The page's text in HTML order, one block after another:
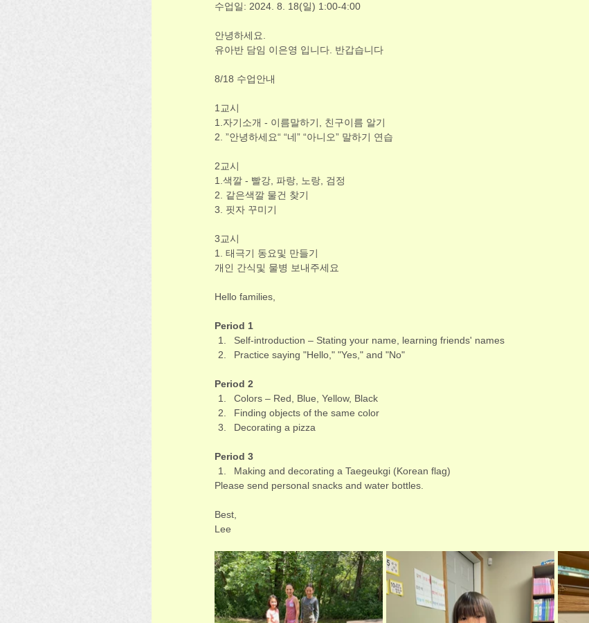
수업일: 2024. 8. 18(일) 1:00-4:00
안녕하세요.
유아반 담임 이은영 입니다. 반갑습니다
8/18 수업안내
1교시
1.자기소개 - 이름말하기, 친구이름 알기
2. ”안녕하세요“ “네” “아니오” 말하기 연습
2교시
1.색깔 - 빨강, 파랑, 노랑, 검정
2. 같은색깔 물건 찾기
3. 핏자 꾸미기
3교시
1. 태극기 동요및 만들기
개인 간식및 물병 보내주세요
Hello families,
Period 1
Self-introduction – Stating your name, learning friends' names
Practice saying "Hello," "Yes," and "No"
Period 2
Colors – Red, Blue, Yellow, Black
Finding objects of the same color
Decorating a pizza
Period 3
Making and decorating a Taegeukgi (Korean flag)
Please send personal snacks and water bottles.
Best,
Lee